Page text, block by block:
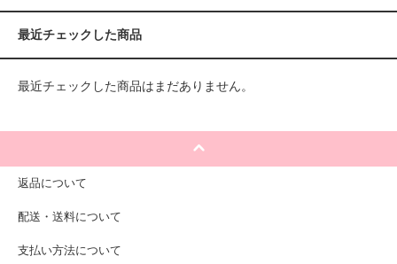
最近チェックした商品
最近チェックした商品はまだありません。
返品について
配送・送料について
支払い方法について